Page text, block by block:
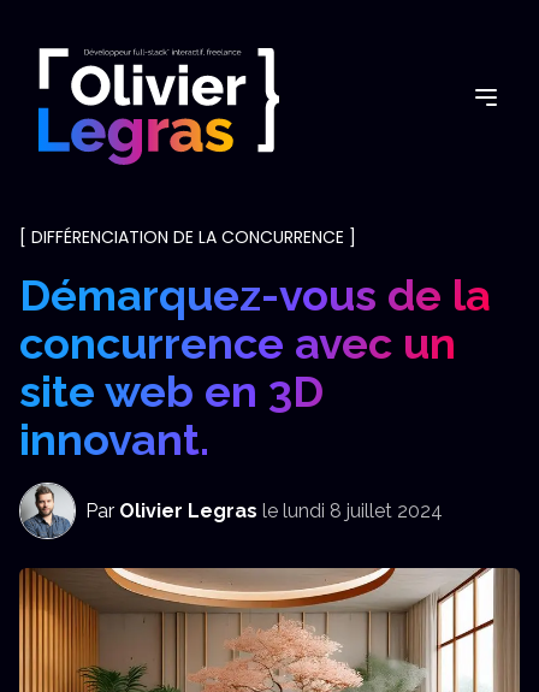
[ DIFFÉRENCIATION DE LA CONCURRENCE ]
Démarquez-vous de la
concurrence avec un
site web en 3D
innovant.
Par Olivier Legras le lundi 8 juillet 2024